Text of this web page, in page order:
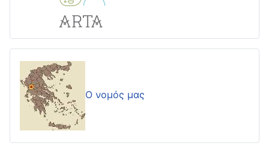
Ο νομός μας